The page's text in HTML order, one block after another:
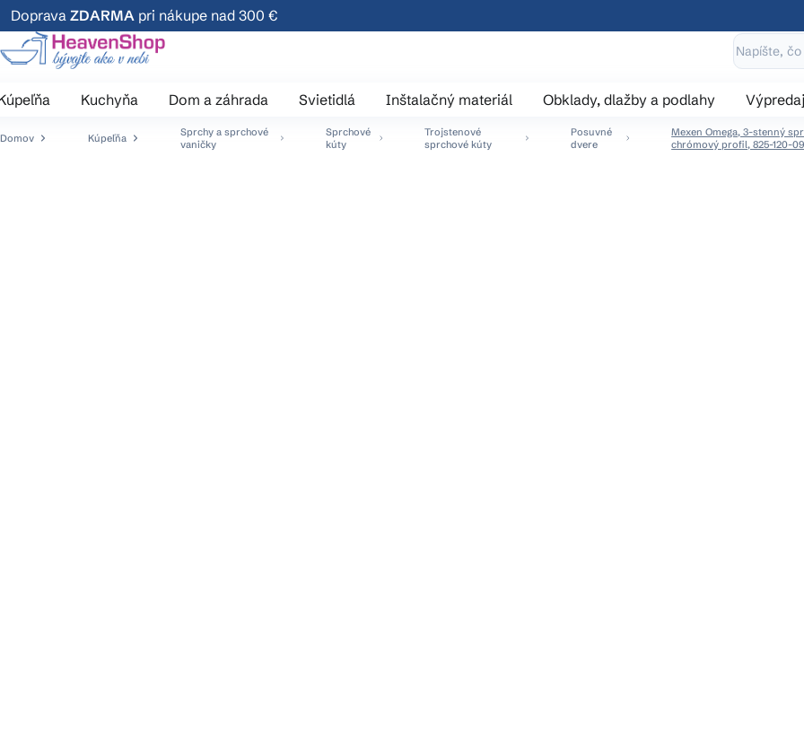
Prejsť
na
obsah
Doprava ZDARMA pri nákupe nad 300 €
Kuchyňa Dom a záhrada Svietidlá Inštalačný materiál Obklady, dlažby a podlahy Výpredaj
Domov Kúpeľňa
Sprchy a sprchové
vaničky
Sprchové
kúty
Trojstenové
sprchové kúty
Posuvné
dvere
Mexen Omega, 3-stenný
chrómový profil, 825-120-